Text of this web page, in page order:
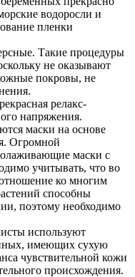
водоросли и
пленки
Такие процедуры
не оказывают
покровы, не
релакс-
напряжения.
маски на основе
Огромной
маски с
учитывать, что во
ко многим
способны
поэтому необходимо
используют
имеющих сухую
чувствительной кожи
происхождения.